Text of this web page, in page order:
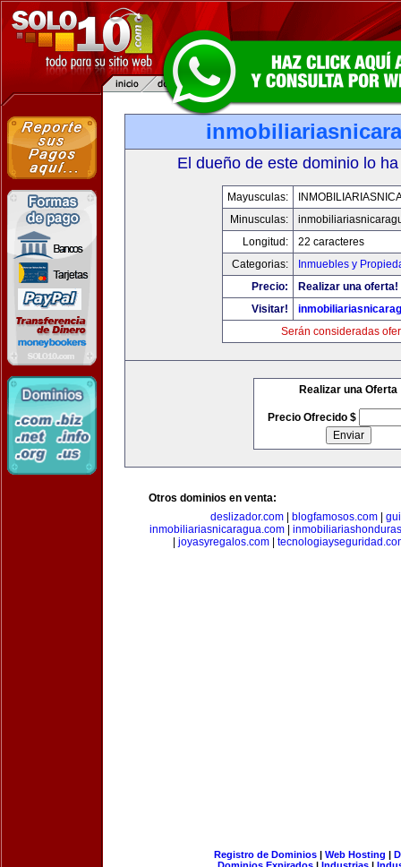
El dueño de este dominio lo
Mayusculas:
Minusculas:
Longitud:
22 caracteres
Categorias:
Inmuebles y
Precio:
Realizar una oferta!
Visitar!
Serán consideradas
Realizar una Oferta
Precio Ofrecido $
Otros dominios en venta:
deslizador.com| blogfamosos.com|
inmobiliariasnicaragua.com|
joyasyregalos.com
Registro de Dominios| Web Hosting |